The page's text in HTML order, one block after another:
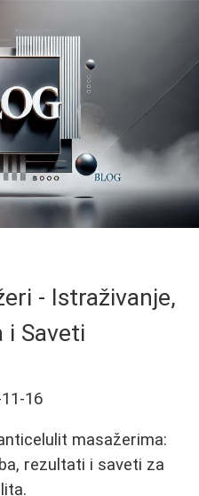
- Istraživanje,
i Saveti
16
masažerima:
rezultati i saveti za